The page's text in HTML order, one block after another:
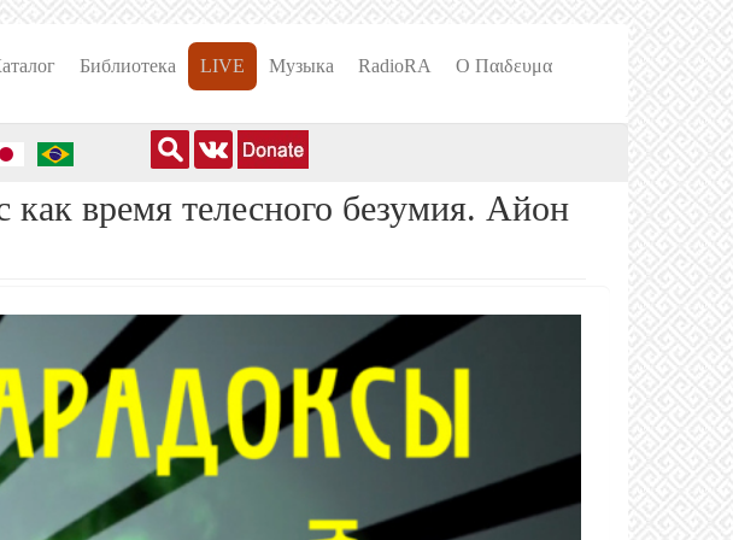
Библиотека LIVE Музыка RadioRA О Пαιδευμα
время телесного безумия. Айон